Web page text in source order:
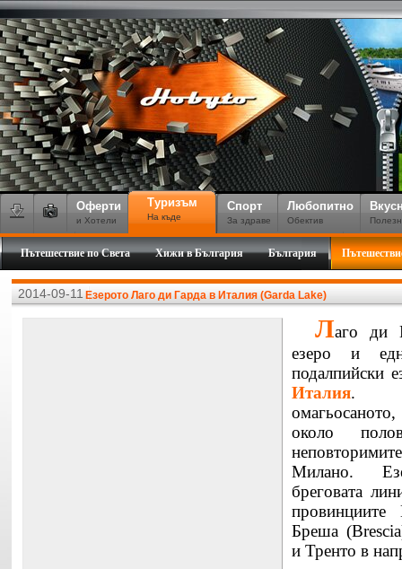
Оферти
и Хотели
Туризъм
На къде
Спорт
За здраве
Любопитно
Обектив
Пътешествие по Света Хижи в България България
2014-09-11 Езерото Лаго ди Гарда в Италия (Garda Lake)
Лаго ди
езеро и
подалпийски
Италия.
около
Милано.
бреговата
Бреша
и Тренто в